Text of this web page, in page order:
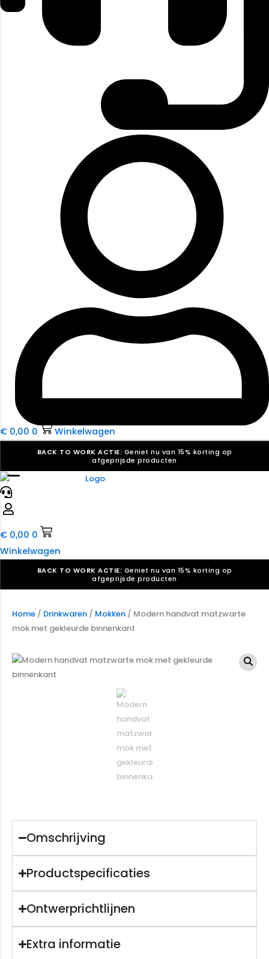
€ 0,00 0 Winkelwagen
BACK TO WORK ACTIE: Geniet nu van 15% korting op
afgeprijsde producten
Verkiezingsdrukwerk nodig? Maak indruk, win stemmen.
☰
€ 0,00 0
Winkelwagen
BACK TO WORK ACTIE: Geniet nu van 15% korting op
afgeprijsde producten
Bekijk ons aanbod.
Speciaal verzoek? We maken graag een offerte die
Home / Drinkwaren / Mokken / Modern handvat matzwarte
mok met gekleurde binnenkant
Omschrijving
Productspecificaties
Ontwerprichtlijnen
Extra informatie